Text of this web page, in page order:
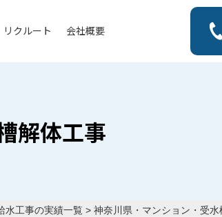
リクルート 会社概要
解体工事
水工事の実績一覧 > 神奈川県・マンション・受水